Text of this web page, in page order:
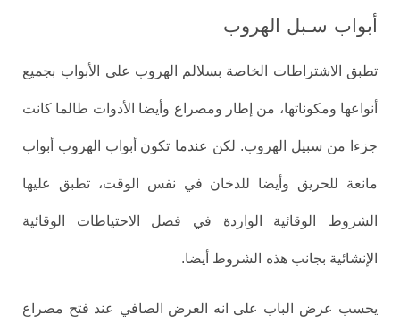
أبواب سـبل الهروب
تطبق الاشتراطات الخاصة بسلالم الهروب على الأبواب بجميع
أنواعها ومكوناتها، من إطار ومصراع وأيضا الأدوات طالما كانت
جزءا من سبيل الهروب. لكن عندما تكون أبواب الهروب أبواب
مانعة للحريق وأيضا للدخان في نفس الوقت، تطبق عليها
الشروط الوقائية الواردة في فصل الاحتياطات الوقائية
الإنشائية بجانب هذه الشروط أيضا.
يحسب عرض الباب على انه العرض الصافي عند فتح مصراع